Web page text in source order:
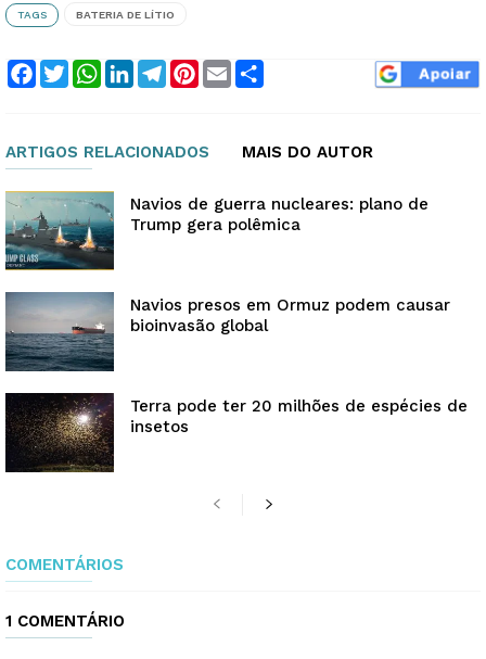
TAGS BATERIA DE LÍTIO
Facebook
TwitterWhatsApp
LinkedInTelegram
Pinterest
Email
ARTIGOS RELACIONADOS MAIS DO AUTOR
Navios de guerra nucleares: plano de
Trump gera polêmica
Navios presos em Ormuz podem causar
bioinvasão global
Terra pode ter 20 milhões de espécies de
insetos
COMENTÁRIOS
1 COMENTÁRIO